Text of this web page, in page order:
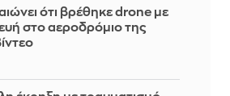
ότι βρέθηκε drone με
στο αεροδρόμιο της